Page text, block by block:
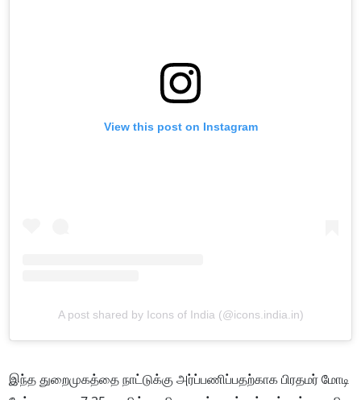
View this post on Instagram
A post shared by Icons of India (@icons.india.in)
இந்த துறைமுகத்தை நாட்டுக்கு அர்ப்பணிப்பதற்காக பிரதமர் மோடி